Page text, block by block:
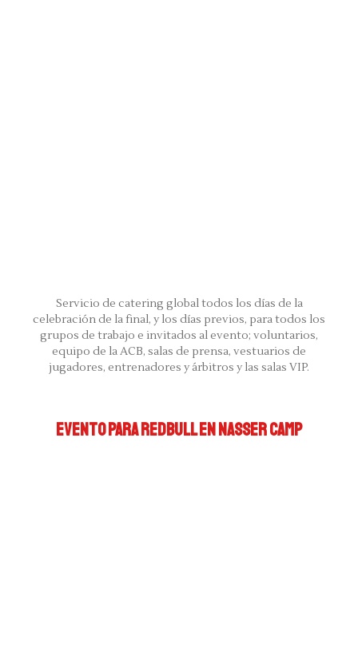
Servicio de catering global todos los días de la
celebración de la final, y los días previos, para todos los
grupos de trabajo e invitados al evento; voluntarios,
equipo de la ACB, salas de prensa, vestuarios de
jugadores, entrenadores y árbitros y las salas VIP.
EVENTO PARA REDBULL EN NASSER CAMP